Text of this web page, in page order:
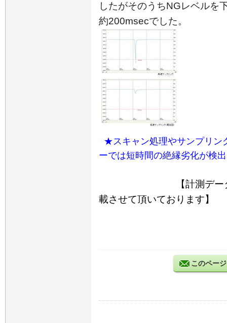
したがそのうちNGレベルを
約200msecでした。
★スキャン処理やサンプリン
ーでは短時間の絶縁劣化が検
【計測データはお
載させて頂いております】
このペー